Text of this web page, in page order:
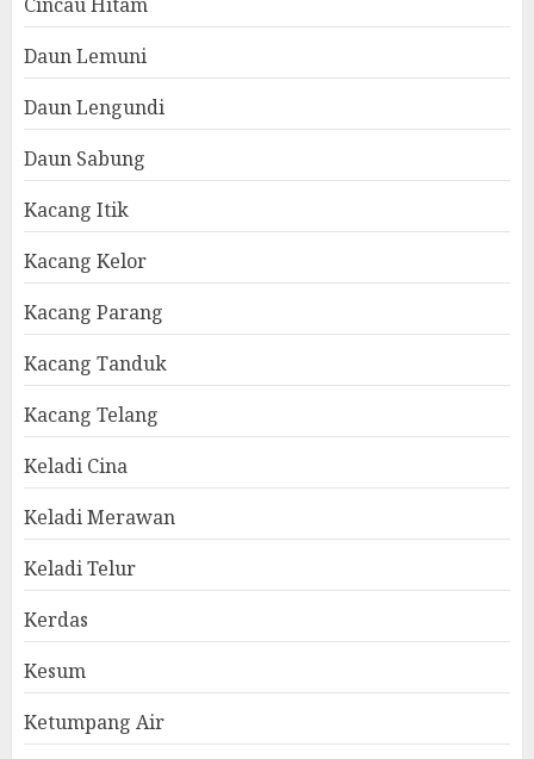
Daun Lemuni
Daun Lengundi
Daun Sabung
Kacang Itik
Kacang Kelor
Kacang Parang
Kacang Tanduk
Kacang Telang
Keladi Cina
Keladi Merawan
Keladi Telur
Kerdas
Kesum
Ketumpang Air